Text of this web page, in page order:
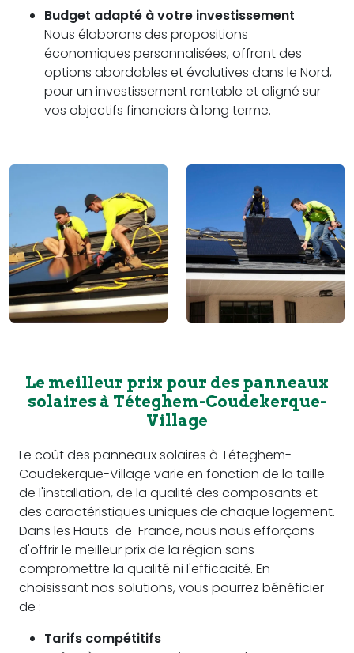
Budget adapté à votre investissement
Nous élaborons des propositions
économiques personnalisées, offrant des
options abordables et évolutives dans le Nord,
pour un investissement rentable et aligné sur
vos objectifs financiers à long terme.
Le meilleur prix pour des panneaux
solaires à Téteghem-Coudekerque-
Village
Le coût des panneaux solaires à Téteghem-
Coudekerque-Village varie en fonction de la taille
de l'installation, de la qualité des composants et
des caractéristiques uniques de chaque logement.
Dans les Hauts-de-France, nous nous efforçons
d'offrir le meilleur prix de la région sans
compromettre la qualité ni l'efficacité. En
choisissant nos solutions, vous pourrez bénéficier
de :
Tarifs compétitifs